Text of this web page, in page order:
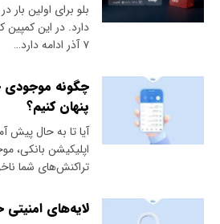
بلو برای اولین
۷ آذر ادامه دارد…
چگونه موجودی
پنهان کنیم؟‌
آیا تا به حال پیش
اپلیکیشن بانکی،
تراکنش‌های شما
لایه‌های‌